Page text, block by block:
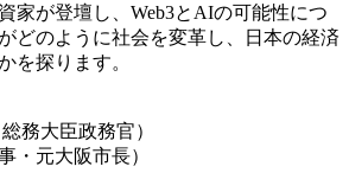
家が登壇し、Web3とAIの可能性につ
どのように社会を変革し、日本の経済
を探ります。
務大臣政務官）
・元大阪市長）